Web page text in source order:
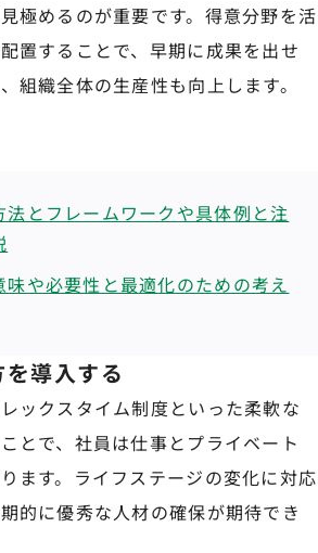
極めるのが重要です。得意分野を活
置することで、早期に成果を出せ
組織全体の生産性も向上します。
法とフレームワークや具体例と注
や必要性と最適化のための考え
導入する
ックスタイム制度といった柔軟な
とで、社員は仕事とプライベート
ます。ライフステージの変化に対応
的に優秀な人材の確保が期待でき